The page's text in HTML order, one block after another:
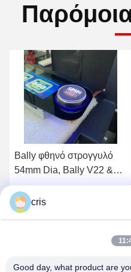
Εταιρική τιμή Στρογγυλό
54mm Dia, Bally V22 &
V32 (SP-RND-Bally) Bally
Button προς πώληση
Πάρτε την καλύτερη τιμή
cris
Good day, what product are